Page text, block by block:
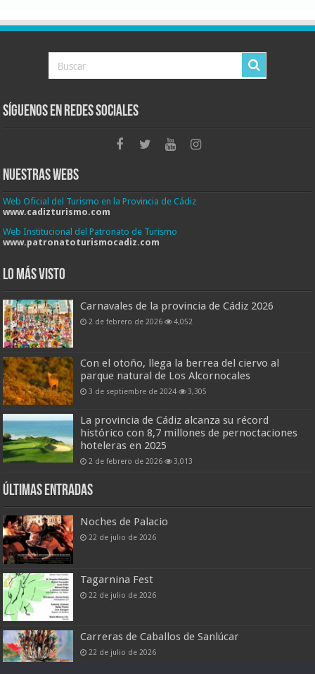
Síguenos en Redes Sociales
Nuestras Webs
Web Oficial del Turismo en la Provincia de Cádiz
www.cadizturismo.com
Web Institucional del Patronato de Turismo
www.patronatoturismocadiz.com
Lo más visto
Carnavales de la provincia de Cádiz 2026
2 de febrero de 2026 4,052
Con el otoño, llega la berrea del ciervo al
parque natural de Los Alcornocales
3 de septiembre de 2024 3,305
La provincia de Cádiz alcanza su récord
histórico con 8,7 millones de pernoctaciones
hoteleras en 2025
2 de febrero de 2026 3,013
Últimas entradas
Noches de Palacio
22 de julio de 2026
Tagarnina Fest
22 de julio de 2026
Carreras de Caballos de Sanlúcar
22 de julio de 2026